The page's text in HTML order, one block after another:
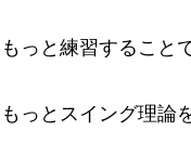
もっと練習すること
もっとスイング理論